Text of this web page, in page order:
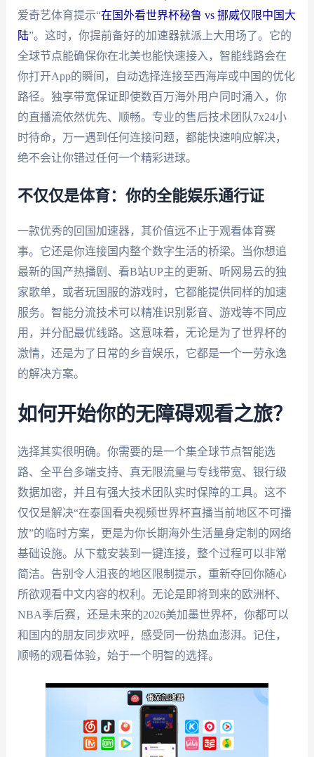
爱奇艺体育提示“在国外看世界杯秘鲁 vs 挪威仅限中国大
陆”。这时，你提前备好的加速器就派上大用场了。它的
全球节点能确保你在北美也能快速接入，智能线路会在
你打开App的瞬间，自动选择连接至西海岸或中国的优化
路径。独享带宽保证即使数百万海外用户同时涌入，你
的直播流依然优先、顺畅。专业的售后技术团队7x24小
时待命，万一遇到任何连接问题，都能快速响应解决，
绝不会让你错过任何一个精彩进球。
不仅仅是体育：你的全能娱乐通行证
一款优秀的回国加速器，其价值远不止于观看体育赛
事。它还是你连接国内整个数字生活的桥梁。当你想追
最新的国产热播剧、看B站UP主的更新、听网易云的独
家歌单，或者玩国服的游戏时，它都能提供同样的加速
服务。智能分流技术可以精准识别影音、游戏等不同应
用，并分配最优线路。这意味着，无论是为了世界杯的
激情，还是为了日常的乡音娱乐，它都是一个一劳永逸
的解决方案。
如何开始你的无障碍观看之旅？
选择其实很明确。你需要的是一个集全球节点智能选
路、全平台多端支持、真无限流量与专线带宽、银行级
数据加密，并且有强大技术团队实时保障的工具。这不
仅仅是解决“在泰国看央视频世界杯直播当前地区不可播
放”的临时方案，更是为你长期海外生活量身定制的网络
基础设施。从下载安装到一键连接，整个过程可以非常
简洁。告别令人沮丧的地区限制提示，重新夺回你随心
所欲观看中文内容的权利。无论是即将到来的欧洲杯、
NBA季后赛，还是未来的2026美加墨世界杯，你都可以
和国内的朋友同步欢呼，感受同一份热血澎湃。记住，
顺畅的观看体验，始于一个明智的选择。